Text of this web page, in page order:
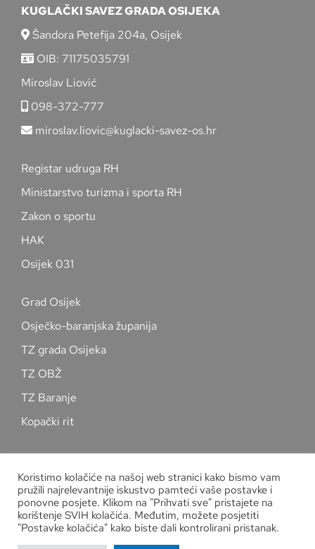
KUGLAČKI SAVEZ GRADA OSIJEKA
Šandora Petefija 204a, Osijek
OIB: 71175035791
Miroslav Liović
098-372-777
miroslav.liovic@kuglacki-savez-os.hr
Registar udruga RH
Ministarstvo turizma i sporta RH
Zakon o sportu
HAK
Osijek 031
Grad Osijek
Osječko-baranjska županija
TZ grada Osijeka
TZ OBŽ
TZ Baranje
Kopački rit
Zaštita osobnih podataka
Koristimo kolačiće na našoj web stranici kako bismo vam
pružili najrelevantnije iskustvo pamteći vaše postavke i
ponovne posjete. Klikom na "Prihvati sve" pristajete na
korištenje SVIH kolačića. Međutim, možete posjetiti
"Postavke kolačića" kako biste dali kontrolirani pristanak.